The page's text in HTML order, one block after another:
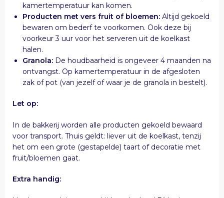
kamertemperatuur kan komen.
Producten met vers fruit of bloemen: Altijd gekoeld
bewaren om bederf te voorkomen. Ook deze bij
voorkeur 3 uur voor het serveren uit de koelkast
halen.
Granola: De houdbaarheid is ongeveer 4 maanden na
ontvangst. Op kamertemperatuur in de afgesloten
zak of pot (van jezelf of waar je de granola in bestelt).
Let op:
In de bakkerij worden alle producten gekoeld bewaard
voor transport. Thuis geldt: liever uit de koelkast, tenzij
het om een grote (gestapelde) taart of decoratie met
fruit/bloemen gaat.
Extra handig: